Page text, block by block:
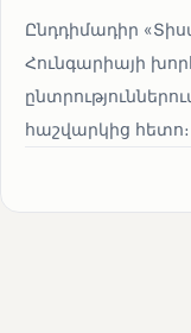
Ընդդիմադիր
Հունգարիայի
հաշվարկից հետո։